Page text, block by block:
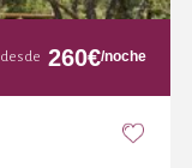
desde 260€/noche